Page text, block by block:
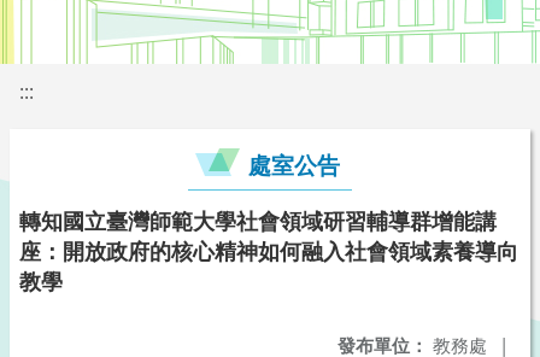
:::
處室公告
轉知國立臺灣師範大學社會領域研習輔導群增能講
座：開放政府的核心精神如何融入社會領域素養導向
教學
發布單位： 教務處 |